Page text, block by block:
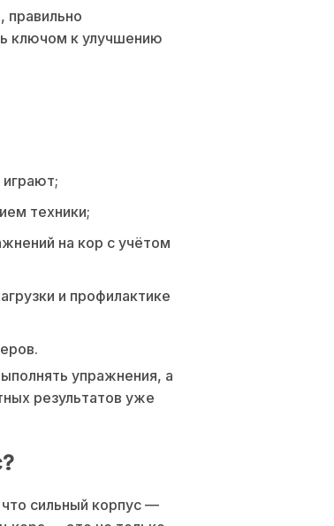
правильно
ключом к улучшению
техники;
на кор с учётом
и профилактике
упражнения, а
результатов уже
сильный корпус —